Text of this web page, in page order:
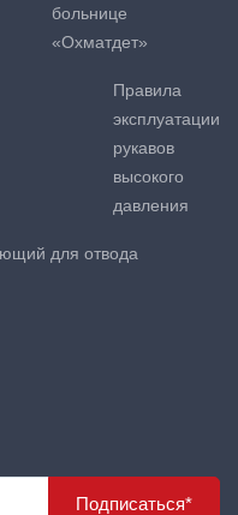
больнице
«Охматдет»
Правила
эксплуатации
рукавов
высокого
давления
для отвода
Подписаться*